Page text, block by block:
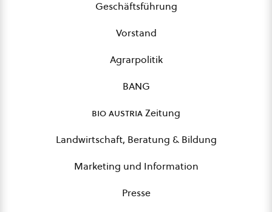
Geschäftsführung
Vorstand
Agrarpolitik
BANG
bio austriaZeitung
Landwirtschaft, Beratung & Bildung
Marketing und Information
Presse